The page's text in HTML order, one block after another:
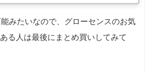
みたいなので、グローセンスのお気
る人は最後にまとめ買いしてみて